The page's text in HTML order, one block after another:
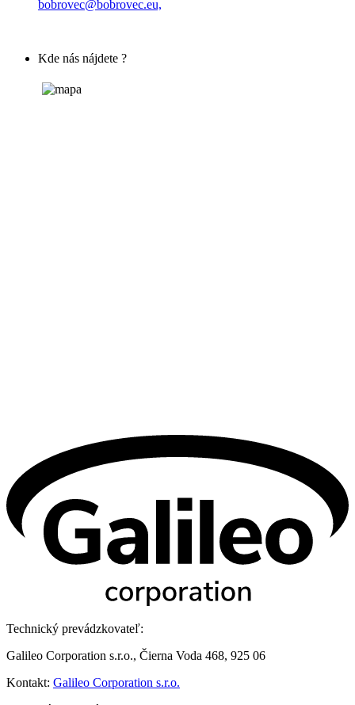
bobrovec@bobrovec.eu,
Kde nás nájdete ?
Technický prevádzkovateľ:
Galileo Corporation s.r.o., Čierna Voda 468, 925 06
Kontakt: Galileo Corporation s.r.o.